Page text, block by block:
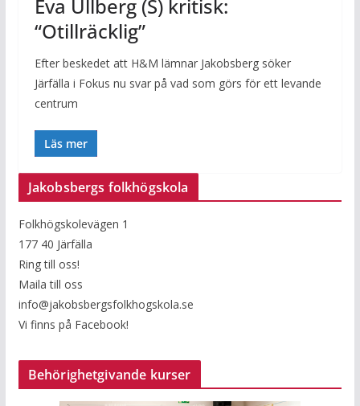
Eva Ullberg (S) kritisk:
“Otillräcklig”
Efter beskedet att H&M lämnar Jakobsberg söker
Järfälla i Fokus nu svar på vad som görs för ett levande
centrum
Läs mer
Jakobsbergs folkhögskola
Folkhögskolevägen 1
177 40 Järfälla
Ring till oss!
Maila till oss
info@jakobsbergsfolkhogskola.se
Vi finns på Facebook!
Behörighetgivande kurser